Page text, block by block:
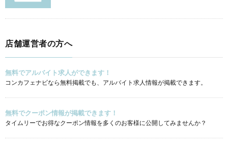
店舗運営者の方へ
無料でアルバイト求人ができます！
コンカフェナビなら無料掲載でも、アルバイト求人情報が掲載できます。
無料でクーポン情報が掲載できます！
タイムリーでお得なクーポン情報を多くのお客様に公開してみませんか？